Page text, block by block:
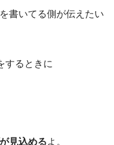
書いてる側が伝えたい
するときに
見込めるよ。